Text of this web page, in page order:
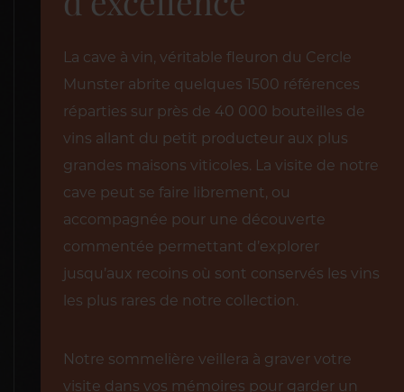
d’excellence
La cave à vin, véritable fleuron du Cercle
Munster abrite quelques 1500 références
réparties sur près de 40 000 bouteilles de
vins allant du petit producteur aux plus
grandes maisons viticoles. La visite de notre
cave peut se faire librement, ou
accompagnée pour une découverte
commentée permettant d’explorer
jusqu’aux recoins où sont conservés les vins
les plus rares de notre collection.
Notre sommelière veillera à graver votre
visite dans vos mémoires pour garder un